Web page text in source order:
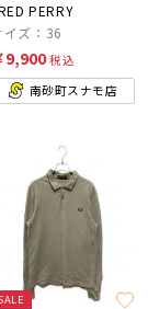
PERRY
イズ：36
9,900税込
南砂町スナモ店